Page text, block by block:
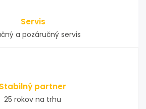
Servis
a pozáručný servis
Stabilný partner
25 rokov na trhu